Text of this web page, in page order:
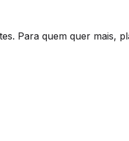
Para quem quer mais,